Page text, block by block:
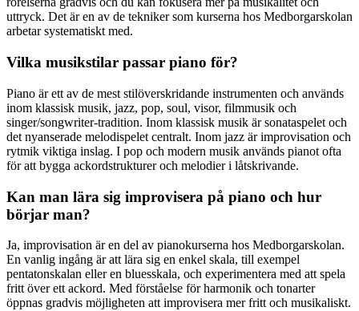
uttryck. Det är en av de tekniker som kurserna hos Medborgarskolan
arbetar systematiskt med.
Vilka musikstilar passar piano för?
Piano är ett av de mest stilöverskridande instrumenten och används
inom klassisk musik, jazz, pop, soul, visor, filmmusik och
singer/songwriter-tradition. Inom klassisk musik är sonataspelet och
det nyanserade melodispelet centralt. Inom jazz är improvisation och
rytmik viktiga inslag. I pop och modern musik används pianot ofta
för att bygga ackordstrukturer och melodier i låtskrivande.
Kan man lära sig improvisera på piano och hur
börjar man?
Ja, improvisation är en del av pianokurserna hos Medborgarskolan.
En vanlig ingång är att lära sig en enkel skala, till exempel
pentatonskalan eller en bluesskala, och experimentera med att spela
fritt över ett ackord. Med förståelse för harmonik och tonarter
öppnas gradvis möjligheten att improvisera mer fritt och musikaliskt.